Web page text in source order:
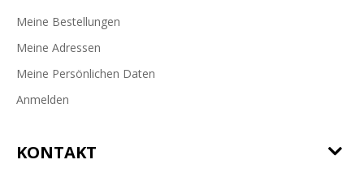
Meine Bestellungen
Meine Adressen
Meine Persönlichen Daten
Anmelden
KONTAKT